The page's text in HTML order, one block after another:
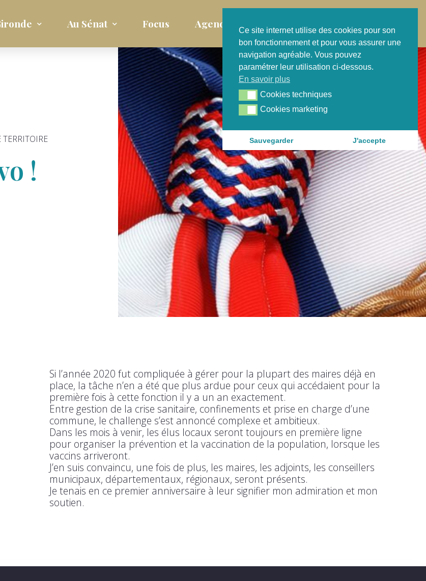
Au Sénat Focus Agenda
!
Si l’année 2020 fut compliquée à gérer pour la plupart des maires déjà en
place, la tâche n’en a été que plus ardue pour ceux qui accédaient pour la
première fois à cette fonction il y a un an exactement.
Entre gestion de la crise sanitaire, confinements et prise en charge d’une
commune, le challenge s’est annoncé complexe et ambitieux.
Dans les mois à venir, les élus locaux seront toujours en première ligne
pour organiser la prévention et la vaccination de la population, lorsque les
vaccins arriveront.
J’en suis convaincu, une fois de plus, les maires, les adjoints, les conseillers
municipaux, départementaux, régionaux, seront présents.
Je tenais en ce premier anniversaire à leur signifier mon admiration et mon
soutien.
Ce site internet utilise des cookies pour son
bon fonctionnement et pour vous assurer une
navigation agréable. Vous pouvez
paramétrer leur utilisation ci-dessous.
En savoir plus
Cookies techniques
Cookies techniques
Cookies marketing
Cookies marketing
Sauvegarder J'accepte